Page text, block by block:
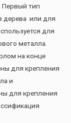
Первый тип
дерева или для
для
металла.
на конце
для крепления
и
для крепления